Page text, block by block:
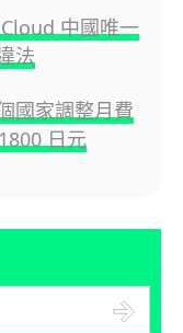
中國唯一
法
國家調整月費
日元